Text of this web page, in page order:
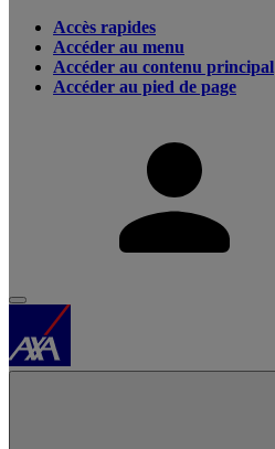
Accès rapides
Accéder au menu
Accéder au contenu principal
Accéder au pied de page